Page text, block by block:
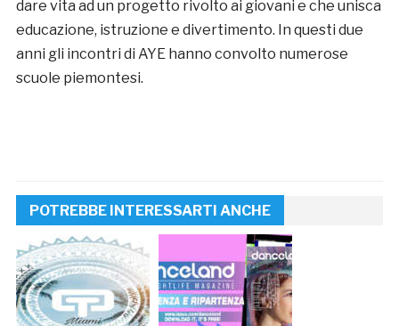
dare vita ad un progetto rivolto ai giovani e che unisca
educazione, istruzione e divertimento. In questi due
anni gli incontri di AYE hanno convolto numerose
scuole piemontesi.
POTREBBE INTERESSARTI ANCHE